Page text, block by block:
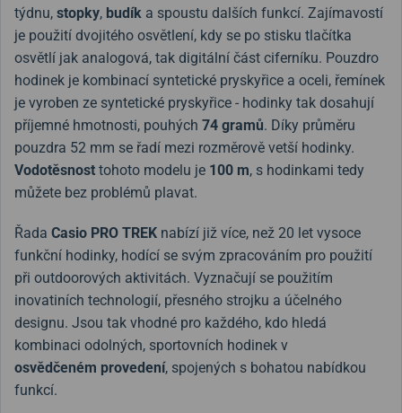
týdnu, stopky, budík a spoustu dalších funkcí. Zajímavostí
je použití dvojitého osvětlení, kdy se po stisku tlačítka
osvětlí jak analogová, tak digitální část ciferníku. Pouzdro
hodinek je kombinací syntetické pryskyřice a oceli, řemínek
je vyroben ze syntetické pryskyřice - hodinky tak dosahují
příjemné hmotnosti, pouhých 74 gramů. Díky průměru
pouzdra 52 mm se řadí mezi rozměrově vetší hodinky.
Vodotěsnost tohoto modelu je 100 m, s hodinkami tedy
můžete bez problémů plavat.
Řada Casio PRO TREK nabízí již více, než 20 let vysoce
funkční hodinky, hodící se svým zpracováním pro použití
při outdoorových aktivitách. Vyznačují se použitím
inovatiních technologií, přesného strojku a účelného
designu. Jsou tak vhodné pro každého, kdo hledá
kombinaci odolných, sportovních hodinek v
osvědčeném provedení, spojených s bohatou nabídkou
funkcí.